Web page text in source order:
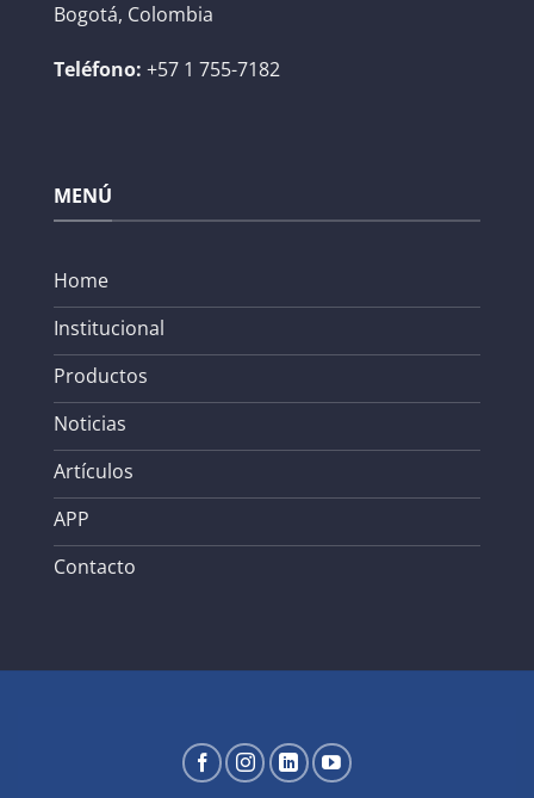
Bogotá, Colombia
Teléfono: +57 1 755-7182
MENÚ
Home
Institucional
Productos
Noticias
Artículos
APP
Contacto